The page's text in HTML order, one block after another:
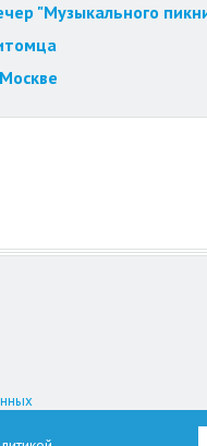
"Музыкального